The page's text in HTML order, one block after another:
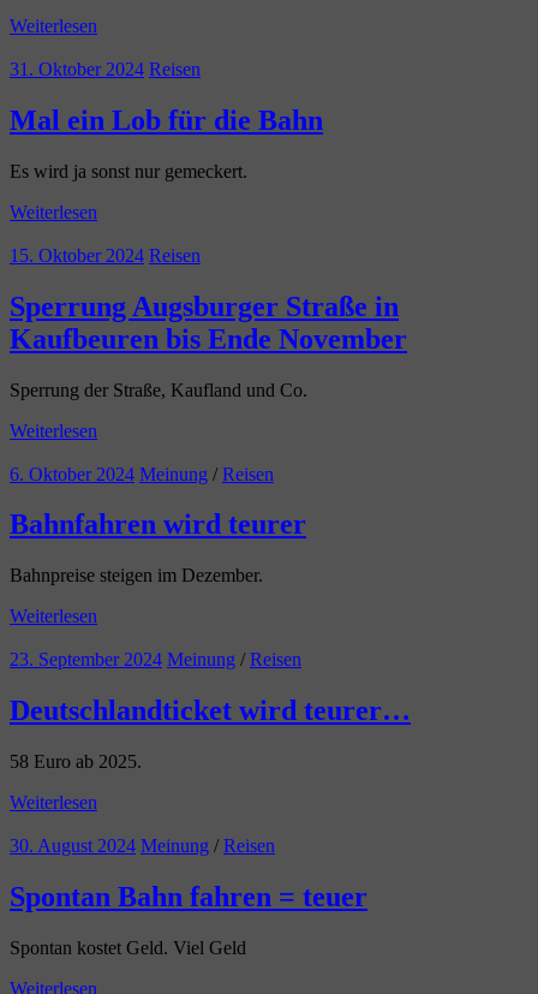
Weiterlesen
31. Oktober 2024 Reisen
Mal ein Lob für die Bahn
Es wird ja sonst nur gemeckert.
Weiterlesen
15. Oktober 2024 Reisen
Sperrung Augsburger Straße in
Kaufbeuren bis Ende November
Sperrung der Straße, Kaufland und Co.
Weiterlesen
6. Oktober 2024 Meinung /Reisen
Bahnfahren wird teurer
Bahnpreise steigen im Dezember.
Weiterlesen
23. September 2024 Meinung /Reisen
Deutschlandticket wird teurer…
58 Euro ab 2025.
Weiterlesen
30. August 2024 Meinung /Reisen
Spontan Bahn fahren = teuer
Spontan kostet Geld. Viel Geld
Weiterlesen